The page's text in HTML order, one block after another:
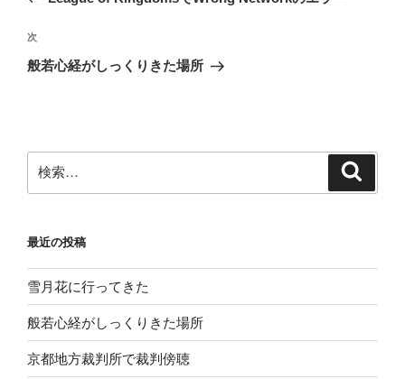
ビ
ゲ
ン
稿
次
の
次
般若心経がしっくりきた場所
索:
最近の投稿
雪月花に行ってきた
般若心経がしっくりきた場所
京都地方裁判所で裁判傍聴